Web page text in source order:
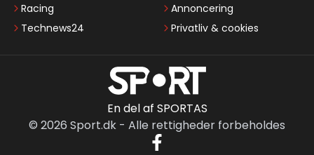
Racing
Technews24
Annoncering
Privatliv & cookies
En del af SPORTAS
© 2026 Sport.dk - Alle rettigheder forbeholdes